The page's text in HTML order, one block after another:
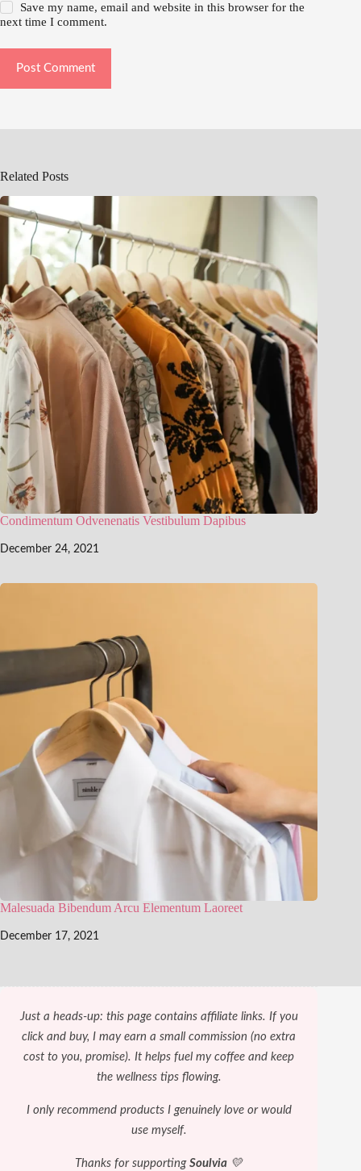
Save my name, email and website in this browser for the
next time I comment.
Post Comment
Related Posts
Condimentum Odvenenatis Vestibulum Dapibus
December 24, 2021
Malesuada Bibendum Arcu Elementum Laoreet
December 17, 2021
Just a heads-up: this page contains affiliate links. If you
click and buy, I may earn a small commission (no extra
cost to you, promise). It helps fuel my coffee and keep
the wellness tips flowing.
I only recommend products I genuinely love or would
use myself.
Thanks for supportingSoulvia 💛